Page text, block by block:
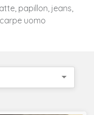
papillon, jeans,
uomo